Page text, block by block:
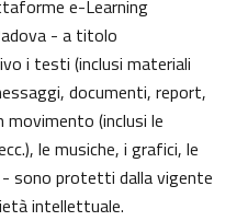
e-Learning
- a titolo
i testi (inclusi materiali
documenti, report,
movimento (inclusi le
le musiche, i grafici, le
sono protetti dalla vigente
intellettuale.